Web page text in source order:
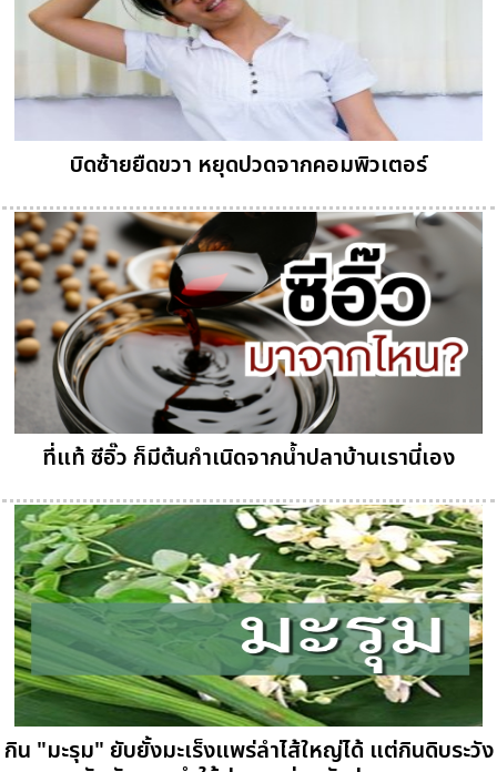
บิดซ้ายยืดขวา หยุดปวดจากคอมพิวเตอร์
ที่แท้ ซีอิ๊ว ก็มีต้นกำเนิดจากน้ำปลาบ้านเรานี่เอง
กิน "มะรุม" ยับยั้งมะเร็งแพร่ลำไส้ใหญ่ได้ แต่กินดิบระวัง